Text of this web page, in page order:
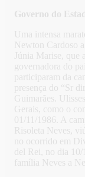
Governo do
Uma intensa
Newton Cardoso
Júnia Marise,
governadora do
participaram da
presença do “Sr
Guimarães.
Gerais, como o
01/11/1986. A
Risoleta Neves,
no ocorrido em
del Rei, no dia
família Neves a